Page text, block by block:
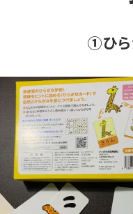
①ひら